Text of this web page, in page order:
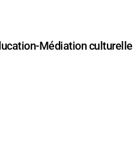
Médiation culturelle